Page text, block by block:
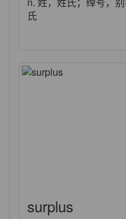
氏
surplus